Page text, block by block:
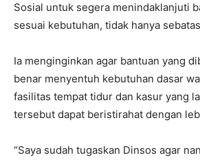
Sosial untuk segera menindaklanjuti
sesuai kebutuhan, tidak hanya
Ia menginginkan agar bantuan yang
benar menyentuh kebutuhan dasar
fasilitas tempat tidur dan kasur yang
tersebut dapat beristirahat dengan
“Saya sudah tugaskan Dinsos agar